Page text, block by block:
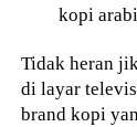
kopi
Tidak heran
di layar
brand kopi